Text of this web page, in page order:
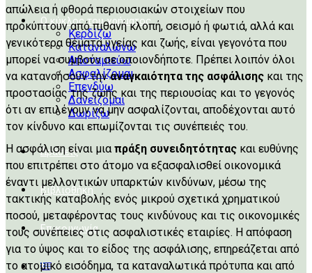
Ο κύκλος του χρήματος
Κερδίζω
Καταναλώνω
Αποταμιεύω
Ασφαλίζομαι
Επενδύω
Δανείζομαι
Δωρίζω
Δράσεις
Βιβλιοθήκη
Επικοινωνία
απώλεια ή φθορά περιουσιακών στοιχείων που
προκύπτουν από πιθανή κλοπή, σεισμό ή φωτιά, αλλά και
γενικότερα θέματα υγείας και ζωής, είναι γεγονότα που
μπορεί να συμβούν σε οποιονδήποτε. Πρέπει λοιπόν όλοι
να κατανοήσουν τηναναγκαιότητα της ασφάλισης και της
προστασίας της ζωής και της περιουσίας και το γεγονός
ότι αν επιλέγουν να μην ασφαλίζονται, αποδέχονται αυτό
τον κίνδυνο και επωμίζονται τις συνέπειές του.
Η ασφάλιση είναι μια πράξη συνειδητότητας και ευθύνης
που επιτρέπει στο άτομο να εξασφαλισθεί οικονομικά
έναντι μελλοντικών υπαρκτών κινδύνων, μέσω της
τακτικής καταβολής ενός μικρού σχετικά χρηματικού
ποσού, μεταφέροντας τους κινδύνους και τις οικονομικές
τους συνέπειες στις ασφαλιστικές εταιρίες. Η απόφαση
για το ύψος και το είδος της ασφάλισης, επηρεάζεται από
το ατομικό εισόδημα, τα καταναλωτικά πρότυπα και από